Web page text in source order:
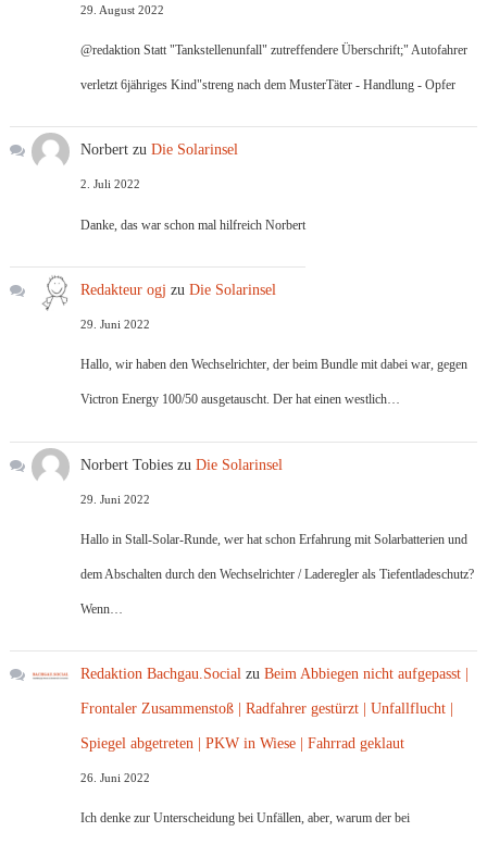
29. August 2022
@redaktion Statt "Tankstellenunfall" zutreffendere Überschrift;" Autofahrer
verletzt 6jähriges Kind"streng nach dem MusterTäter - Handlung - Opfer
Norbert zuDie Solarinsel
2. Juli 2022
Danke, das war schon mal hilfreich Norbert
Redakteur ogj zuDie Solarinsel
29. Juni 2022
Hallo, wir haben den Wechselrichter, der beim Bundle mit dabei war, gegen
Victron Energy 100/50 ausgetauscht. Der hat einen westlich…
Norbert Tobies zuDie Solarinsel
29. Juni 2022
Hallo in Stall-Solar-Runde, wer hat schon Erfahrung mit Solarbatterien und
dem Abschalten durch den Wechselrichter / Laderegler als Tiefentladeschutz?
Wenn…
Redaktion Bachgau.Social zuBeim Abbiegen nicht aufgepasst |
Frontaler Zusammenstoß | Radfahrer gestürzt | Unfallflucht |
Spiegel abgetreten | PKW in Wiese | Fahrrad geklaut
26. Juni 2022
Ich denke zur Unterscheidung bei Unfällen, aber, warum der bei